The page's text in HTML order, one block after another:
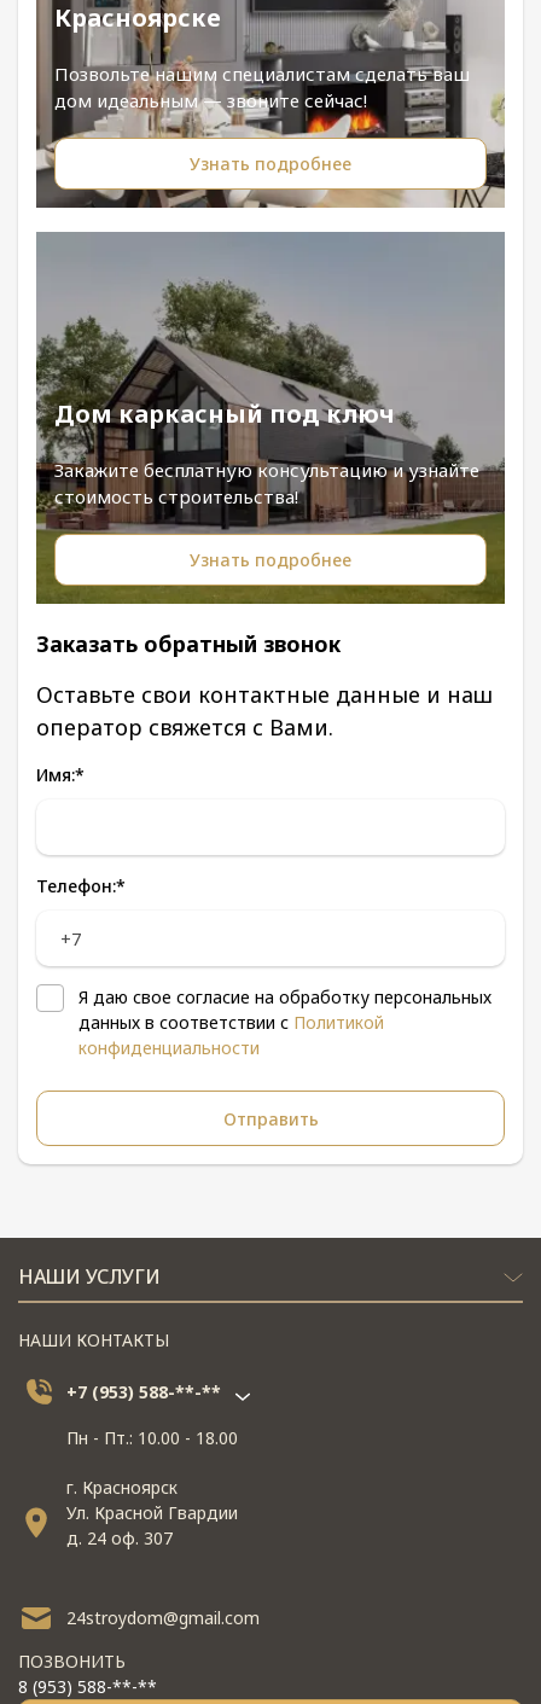
Красноярске
Позвольте нашим специалистам сделать ваш
дом идеальным — звоните сейчас!
Узнать подробнее
Дом каркасный под ключ
Закажите бесплатную консультацию и узнайте
стоимость строительства!
Узнать подробнее
Заказать обратный звонок
Оставьте свои контактные данные и наш
оператор свяжется с Вами.
Имя:*
Телефон:*
Я даю свое согласие на обработку персональных
данных в соответствии с Политикой
конфиденциальности
НАШИ УСЛУГИ
НАШИ КОНТАКТЫ
+7 (953) 588-**-**
Пн - Пт.: 10.00 - 18.00
г. Красноярск
Ул. Красной Гвардии
д. 24 оф. 307
24stroydom@gmail.com
ПОЗВОНИТЬ
8 (953) 588-**-**